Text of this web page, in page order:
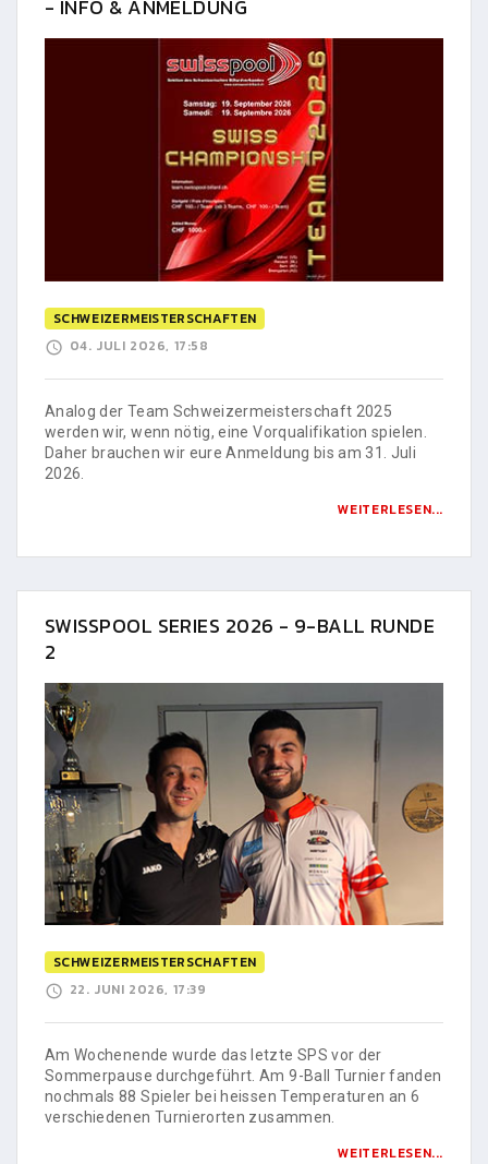
- INFO & ANMELDUNG
SCHWEIZERMEISTERSCHAFTEN
04. JULI 2026, 17:58
Analog der Team Schweizermeisterschaft 2025
werden wir, wenn nötig, eine Vorqualifikation spielen.
Daher brauchen wir eure Anmeldung bis am 31. Juli
2026.
WEITERLESEN...
SWISSPOOL SERIES 2026 - 9-BALL RUNDE
2
SCHWEIZERMEISTERSCHAFTEN
22. JUNI 2026, 17:39
Am Wochenende wurde das letzte SPS vor der
Sommerpause durchgeführt. Am 9-Ball Turnier fanden
nochmals 88 Spieler bei heissen Temperaturen an 6
verschiedenen Turnierorten zusammen.
WEITERLESEN...